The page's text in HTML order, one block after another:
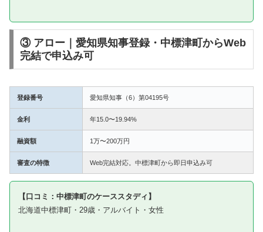
③ アロー｜愛知県知事登録・中標津町からWeb
完結で申込み可
登録番号 愛知県知事（6）第04195号
金利 年15.0〜19.94%
融資額 1万〜200万円
審査の特徴 Web完結対応。中標津町から即日申込み可
【口コミ：中標津町のケーススタディ】
北海道中標津町・29歳・アルバイト・女性